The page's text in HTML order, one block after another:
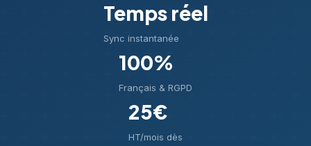
Temps réel
Sync instantanée
100%
Français & RGPD
25€
HT/mois dès